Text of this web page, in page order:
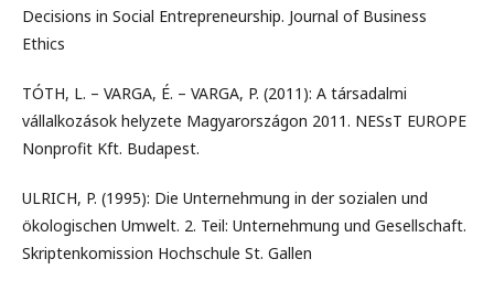
Decisions in Social Entrepreneurship. Journal of Business
Ethics
TÓTH, L. – VARGA, É. – VARGA, P. (2011): A társadalmi
vállalkozások helyzete Magyarországon 2011. NESsT EUROPE
Nonprofit Kft. Budapest.
ULRICH, P. (1995): Die Unternehmung in der sozialen und
ökologischen Umwelt. 2. Teil: Unternehmung und Gesellschaft.
Skriptenkomission Hochschule St. Gallen